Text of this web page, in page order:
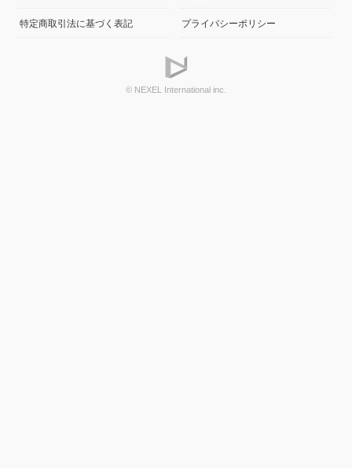
特定商取引法に基づく表記 プライバシーポリシー
© NEXEL International inc.